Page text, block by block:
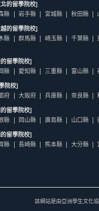
的留學院校]
縣 岩手縣 宮城縣 秋田縣
的留學院校]
縣 群馬縣 崎玉縣 千葉縣
留學院校]
縣 愛知縣 三重縣 富山縣
院校]
府 大阪府 兵庫縣 奈良縣
留學院校]
縣 岡山縣 廣島縣 山口縣
留學院校]
縣 長崎縣 熊本縣 大分縣
該網站是由亞洲學生文化